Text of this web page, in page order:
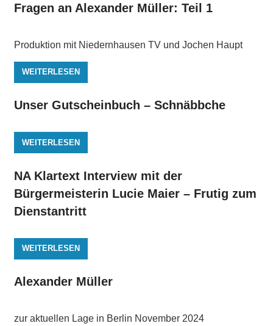
Fragen an Alexander Müller: Teil 1
Produktion mit Niedernhausen TV und Jochen Haupt
WEITERLESEN
Unser Gutscheinbuch – Schnäbbche
WEITERLESEN
NA Klartext Interview mit der
Bürgermeisterin Lucie Maier – Frutig zum
Dienstantritt
WEITERLESEN
Alexander Müller
zur aktuellen Lage in Berlin November 2024